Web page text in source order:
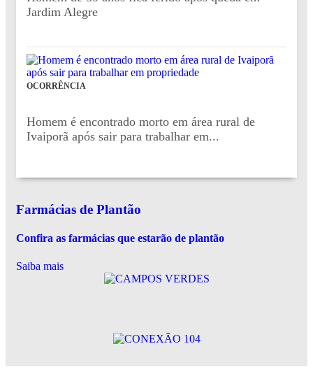
Jardim Alegre
OCORRÊNCIA
Homem é encontrado morto em área rural de
Ivaiporã após sair para trabalhar em...
Farmácias de Plantão
Confira as farmácias que estarão de plantão
Saiba mais